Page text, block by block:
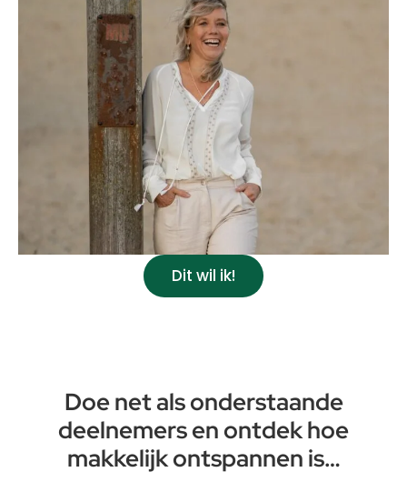
Dit wil ik!
Doe net als onderstaande
deelnemers en ontdek hoe
makkelijk ontspannen is…